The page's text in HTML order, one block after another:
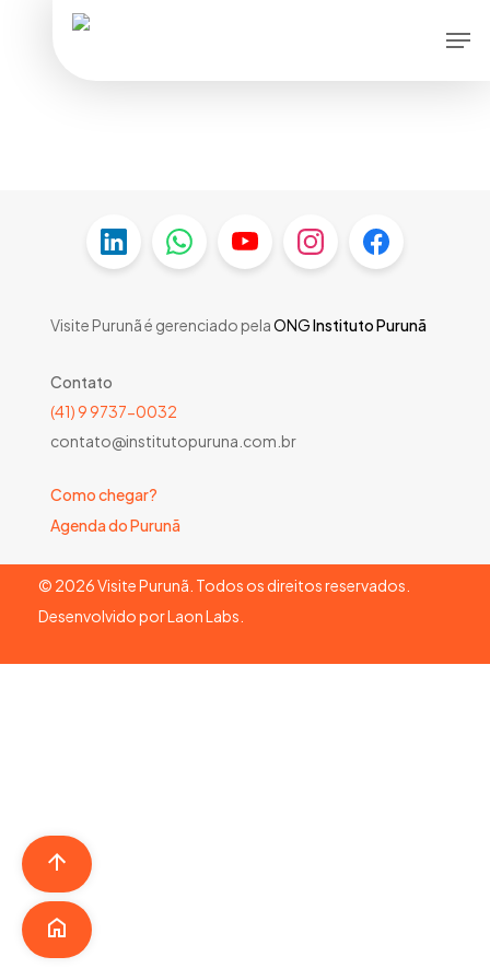
Visite Purunã é gerenciado pelaONGInstituto Purunã
Contato
(41) 9 9737-0032
contato@institutopuruna.com.br
Como chegar?
Agenda do Purunã
© 2026Visite Purunã. Todos os direitos reservados.
Desenvolvido porLaon Labs